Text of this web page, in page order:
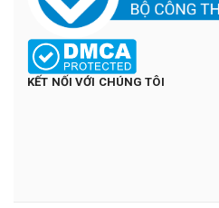
KẾT NỐI VỚI CHÚNG TÔI